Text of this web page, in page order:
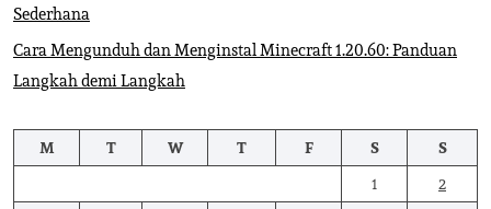
Sederhana
Cara Mengunduh dan Menginstal Minecraft 1.20.60: Panduan
Langkah demi Langkah
M T W T F S
S
1
2